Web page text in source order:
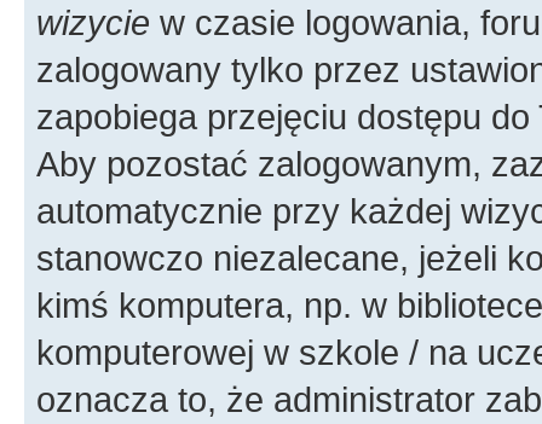
wizycie w czasie logowania,
zalogowany tylko przez
zapobiega przejęciu dostępu
Aby pozostać zalogowanym,
automatycznie przy każdej
stanowczo niezalecane, jeżeli
kimś komputera, np. w
komputerowej w szkole / na
oznacza to, że administrator